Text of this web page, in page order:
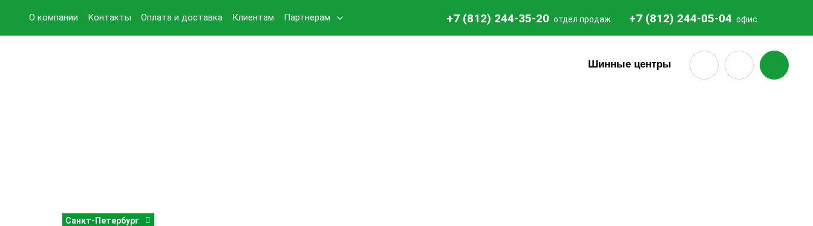
О компании Контакты Оплата и доставка Клиентам Партнерам +7 (812) 244-35-20 отдел продаж +7 (812) 244-05-04 офис
Санкт-Петербург
Шинные центры